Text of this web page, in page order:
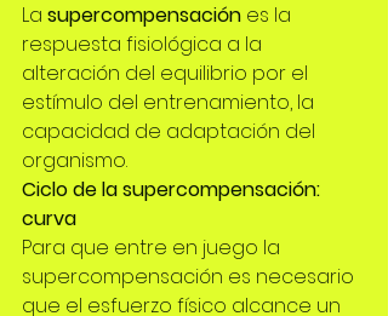
La supercompensación es la
respuesta fisiológica a la
alteración del equilibrio por el
estímulo del entrenamiento, la
capacidad de adaptación del
organismo.
Ciclo de la supercompensación:
curva
Para que entre en juego la
supercompensación es necesario
que el esfuerzo físico alcance un